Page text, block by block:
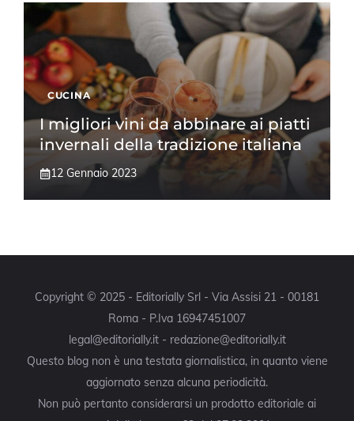
CUCINA
I migliori vini da abbinare ai piatti
invernali della tradizione italiana
12 Gennaio 2023
Copyright © 2025 - Editorially Srl - Via Assisi 21 - 00181
Roma - P.Iva 16947451007
legal@editorially.it - redazione@editorially.it
Questo blog non è una testata giornalistica, in quanto viene
aggiornato senza alcuna periodicità.
Non può pertanto considerarsi un prodotto editoriale ai